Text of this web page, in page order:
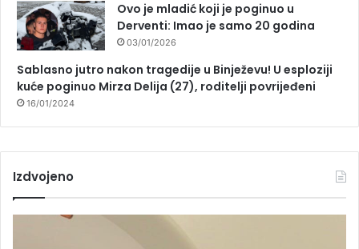
Ovo je mladić koji je poginuo u
Derventi: Imao je samo 20 godina
03/01/2026
Sablasno jutro nakon tragedije u Binježevu! U esploziji
kuće poginuo Mirza Delija (27), roditelji povrijeđeni
16/01/2024
Izdvojeno